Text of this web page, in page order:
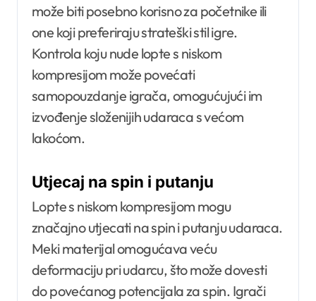
može biti posebno korisno za početnike ili
one koji preferiraju strateški stil igre.
Kontrola koju nude lopte s niskom
kompresijom može povećati
samopouzdanje igrača, omogućujući im
izvođenje složenijih udaraca s većom
lakoćom.
Utjecaj na spin i putanju
Lopte s niskom kompresijom mogu
značajno utjecati na spin i putanju udaraca.
Meki materijal omogućava veću
deformaciju pri udarcu, što može dovesti
do povećanog potencijala za spin. Igrači